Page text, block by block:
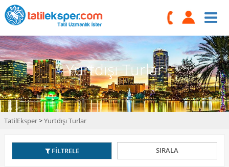
Yurtdışı Turlar
TatilEksper>Yurtdışı Turlar
FİLTRELE SIRALA